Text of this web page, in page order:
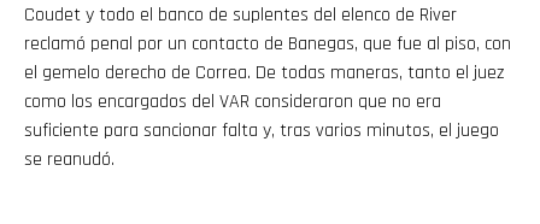
Coudet y todo el banco de suplentes del elenco de River
reclamó penal por un contacto de Banegas, que fue al piso, con
el gemelo derecho de Correa. De todas maneras, tanto el juez
como los encargados del VAR consideraron que no era
suficiente para sancionar falta y, tras varios minutos, el juego
se reanudó.